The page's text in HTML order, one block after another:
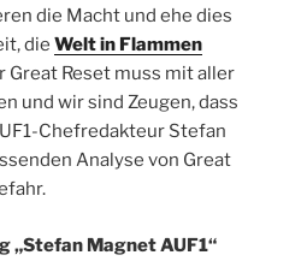
die Macht und ehe dies
die Welt in Flammen
Great Reset muss mit aller
und wir sind Zeugen, dass
Chefredakteur Stefan
Analyse von Great
„Stefan Magnet AUF1“